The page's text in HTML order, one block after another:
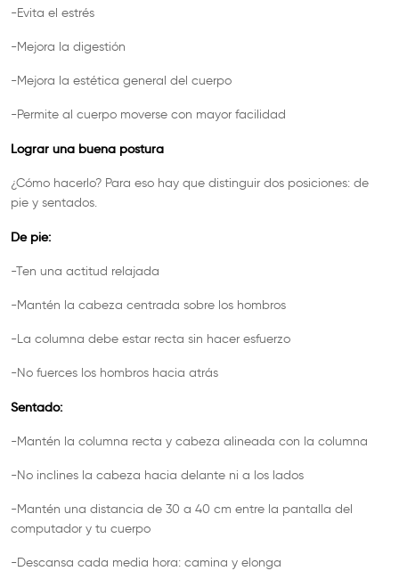
-Evita el estrés
-Mejora la digestión
-Mejora la estética general del cuerpo
-Permite al cuerpo moverse con mayor facilidad
Lograr una buena postura
¿Cómo hacerlo? Para eso hay que distinguir dos posiciones: de
pie y sentados.
De pie:
-Ten una actitud relajada
-Mantén la cabeza centrada sobre los hombros
-La columna debe estar recta sin hacer esfuerzo
-No fuerces los hombros hacia atrás
Sentado:
-Mantén la columna recta y cabeza alineada con la columna
-No inclines la cabeza hacia delante ni a los lados
-Mantén una distancia de 30 a 40 cm entre la pantalla del
computador y tu cuerpo
-Descansa cada media hora: camina y elonga